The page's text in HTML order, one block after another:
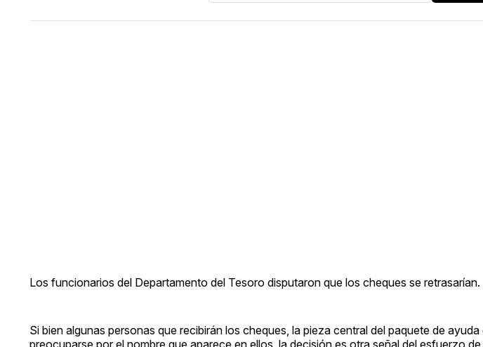
Los funcionarios del Departamento del Tesoro disputaron que los cheques se retrasarían.
Si bien algunas personas que recibirán los cheques, la pieza central del paquete de
preocuparse por el nombre que aparece en ellos, la decisión es otra señal del esfuerzo